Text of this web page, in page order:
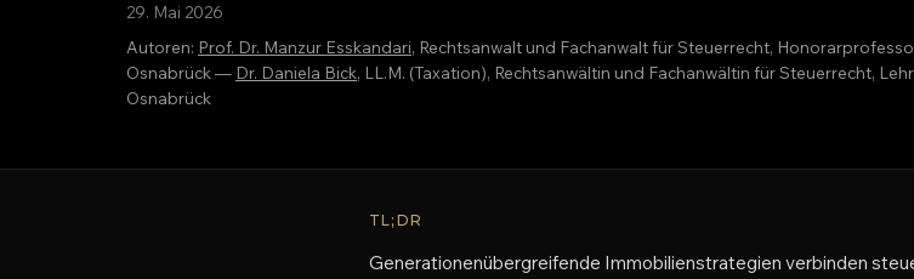
29. Mai 2026
Autoren: Prof. Dr. Manzur Esskandari, Rechtsanwalt und Fachanwalt für Steuerrecht,
Osnabrück — Dr. Daniela Bick, LL.M. (Taxation), Rechtsanwältin und Fachanwältin für Steuerrecht,
Osnabrück
TL;DR
Generationenübergreifende Immobilienstrategien verbinden